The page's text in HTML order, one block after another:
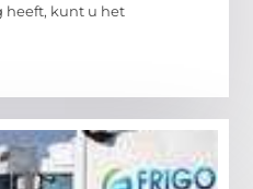
heeft, kunt u het